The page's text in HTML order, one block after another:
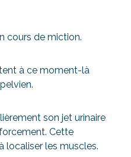
cours de miction.
à ce moment-là
son jet urinaire
Cette
localiser les muscles.